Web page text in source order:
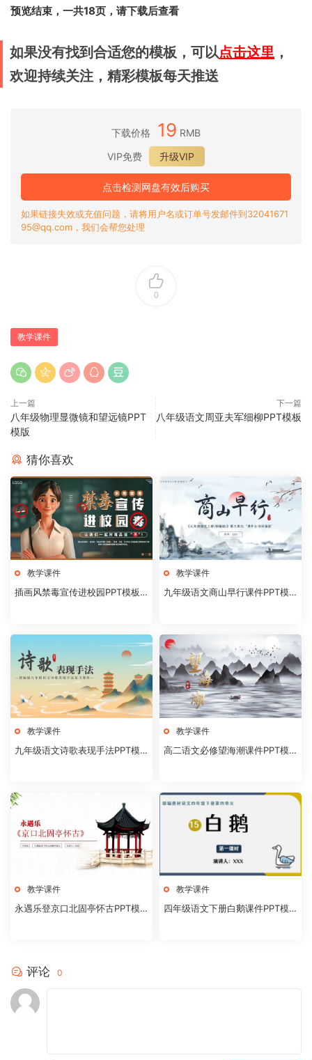
预览结束，一共18页，请下载后查看
如果没有找到合适您的模板，可以点击这里 ，
欢迎持续关注，精彩模板每天推送
下载价格 19 RMB
VIP免费
升级VIP
点击检测网盘有效后购买
如果链接失效或充值问题，请将用户名或订单号发邮件到32041671
95@qq.com，我们会帮您处理
0
教学课件
上一篇
八年级物理显微镜和望远镜PPT
模版
下一篇
八年级语文周亚夫军细柳PPT模板
猜你喜欢
教学课件
插画风禁毒宣传进校园PPT模板2
教学课件
九年级语文商山早行课件PPT模
教学课件
九年级语文诗歌表现手法PPT模
教学课件
高二语文必修望海潮课件PPT模
教学课件
永遇乐登京口北固亭怀古PPT模
教学课件
四年级语文下册白鹅课件PPT模
评论 0